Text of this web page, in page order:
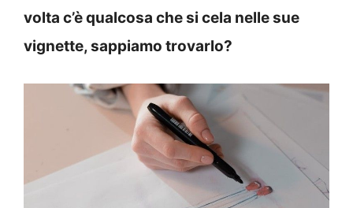
volta c’è qualcosa che si cela nelle sue
vignette, sappiamo trovarlo?